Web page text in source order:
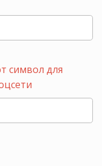
символ для